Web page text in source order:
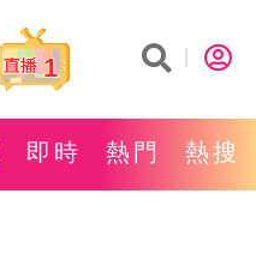
1
即時 熱門 熱搜